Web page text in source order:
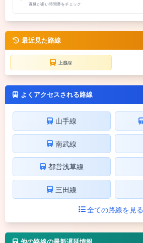
遅延が多い時間帯をチェック
最近見た路線
上越線
よくアクセスされる路線
山手線
南武線
都営浅草線
三田線
全ての路線を見る